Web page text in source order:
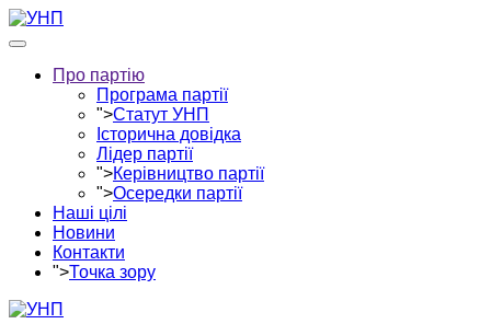
Про партію
Програма партії
">Статут УНП
Історична довідка
Лідер партії
">Керівництво партії
">Осередки партії
Наші цілі
Новини
Контакти
">Точка зору